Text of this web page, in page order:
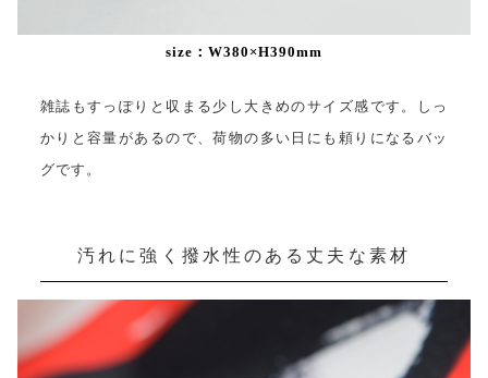
size：W380×H390mm
雑誌もすっぽりと収まる少し大きめのサイズ感です。しっ
かりと容量があるので、荷物の多い日にも頼りになるバッ
グです。
汚れに強く撥水性のある丈夫な素材